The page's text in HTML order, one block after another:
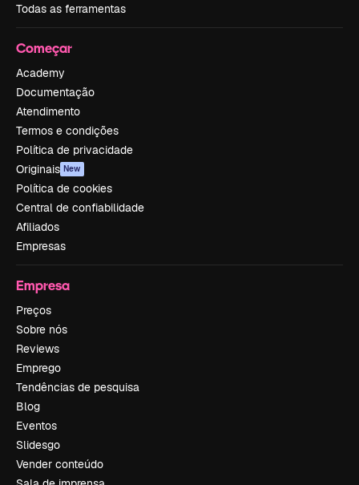
Todas as ferramentas
Começar
Academy
Documentação
Atendimento
Termos e condições
Política de privacidade
Originais New
Política de cookies
Central de confiabilidade
Afiliados
Empresas
Empresa
Preços
Sobre nós
Reviews
Emprego
Tendências de pesquisa
Blog
Eventos
Slidesgo
Vender conteúdo